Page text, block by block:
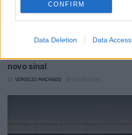
CONFIRM
Data Deletion Data Access
novo sinal
VIRGILIO MACHADO